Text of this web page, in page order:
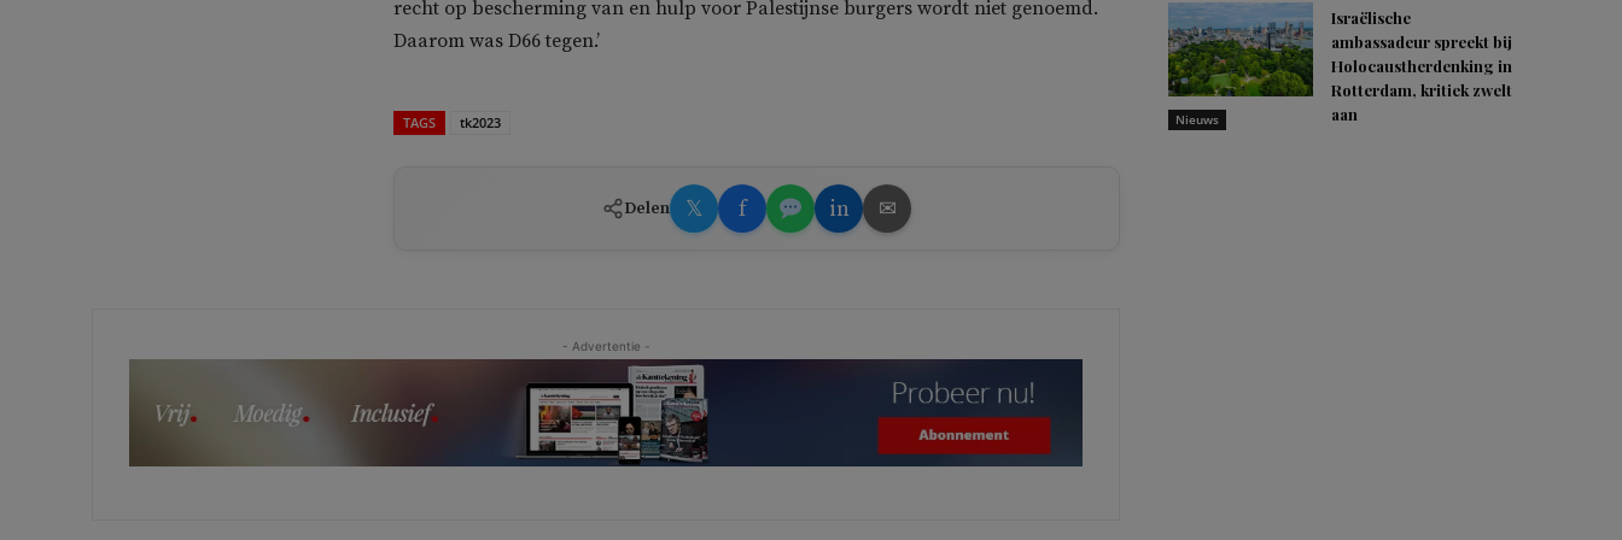
recht op bescherming van en hulp voor Palestijnse burgers wordt niet genoemd.
Daarom was D66 tegen.’
TAGS tk2023
Delen 𝕏 f in ✉
- Advertentie -
Nieuws
Israëlische
ambassadeur spreekt bij
Holocaustherdenking in
Rotterdam, kritiek zwelt
aan